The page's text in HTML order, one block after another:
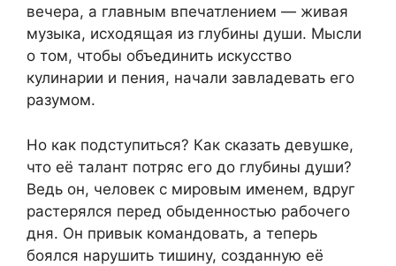
вечера, а главным впечатлением — живая
музыка, исходящая из глубины души. Мысли
о том, чтобы объединить искусство
кулинарии и пения, начали завладевать его
разумом.
Но как подступиться? Как сказать девушке,
что её талант потряс его до глубины души?
Ведь он, человек с мировым именем, вдруг
растерялся перед обыденностью рабочего
дня. Он привык командовать, а теперь
боялся нарушить тишину, созданную её